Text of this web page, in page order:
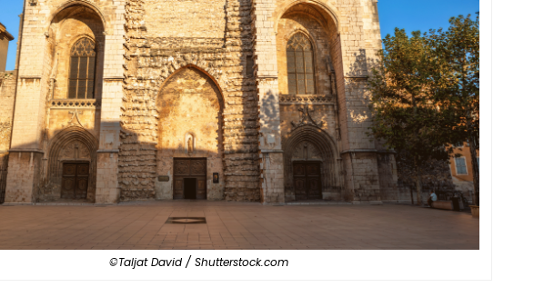
©Taljat David / Shutterstock.com